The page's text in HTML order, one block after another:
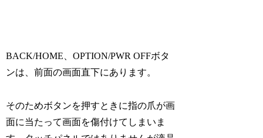
BACK/HOME、OPTION/PWR OFFボタ
ンは、前面の画面直下にあります。
そのためボタンを押すときに指の爪が画
面に当たって画面を傷付けてしまいま